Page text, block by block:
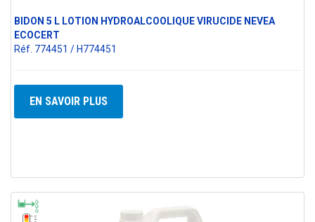
BIDON 5 L LOTION HYDROALCOOLIQUE VIRUCIDE NEVEA
ECOCERT
Réf. 774451 / H774451
EN SAVOIR PLUS